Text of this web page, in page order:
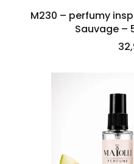
M230 – perfumy
Sauvage –